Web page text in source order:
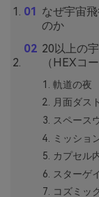
なぜ宇宙
のか
20以上の
（HEXコ
軌道の夜
月面ダスト
スペース
ミッショ
カプセル
スターゲ
コズミッ